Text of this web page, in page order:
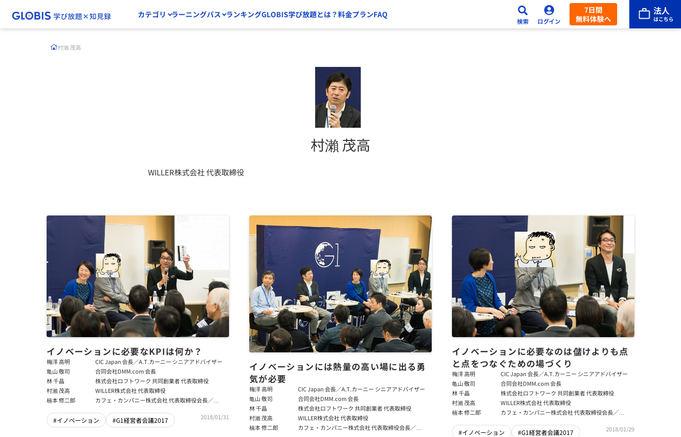
カテゴリ ラーニングパス ランキングGLOBIS学び放題とは？料金プランFAQ
7日間
無料体験へ
村瀨 茂高
村瀨 茂高
WILLER株式会社 代表取締役
イノベーションに必要なKPIは何か？
梅澤 高明
CIC Japan 会長／A.T.カーニー シニアアドバイザー
亀山 敬司
合同会社DMM.com 会長
林 千晶
株式会社ロフトワーク 共同創業者 代表取締役
村瀨 茂高
WILLER株式会社 代表取締役
楠本 修二郎
カフェ・カンパニー株式会社 代表取締役会長／
#イノベーション #G1経営者会議2017 2018/01/31
イノベーションには熱量の高い場に出る勇
気が必要
梅澤 高明
CIC Japan 会長／A.T.カーニー シニアアドバイザー
亀山 敬司
合同会社DMM.com 会長
林 千晶
株式会社ロフトワーク 共同創業者 代表取締役
村瀨 茂高
WILLER株式会社 代表取締役
楠本 修二郎
カフェ・カンパニー株式会社 代表取締役会長／
イノベーションに必要なのは儲けよりも点
と点をつなぐための場づくり
梅澤 高明
CIC Japan 会長／A.T.カーニー シニアアドバイザー
亀山 敬司
合同会社DMM.com 会長
林 千晶
株式会社ロフトワーク 共同創業者 代表取締役
村瀨 茂高
WILLER株式会社 代表取締役
楠本 修二郎
カフェ・カンパニー株式会社 代表取締役会長／
#イノベーション #G1経営者会議2017 2018/01/29